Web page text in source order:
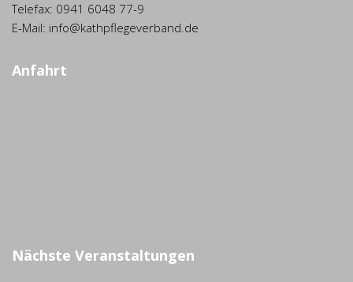
Telefax: 0941 6048 77-9
E-Mail: info@kathpflegeverband.de
Anfahrt
Nächste Veranstaltungen